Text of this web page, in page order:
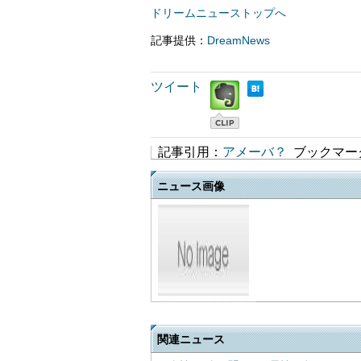
ドリームニューストップへ
記事提供： DreamNews
ツイート
記事引用： アメーバ？ ブックマー
ニュース画像
関連ニュース